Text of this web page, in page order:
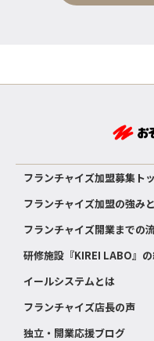
フランチャイズ加盟募集ト
フランチャイズ加盟の強み
フランチャイズ開業までの
研修施設『KIREI LABO』
イールシステムとは
フランチャイズ店長の声
独立・開業応援ブログ